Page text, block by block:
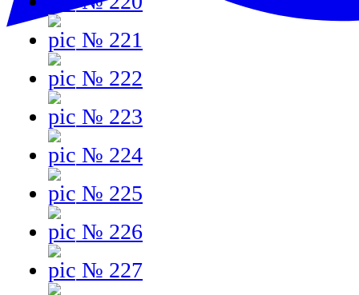
№ 221
№ 222
№ 223
№ 224
№ 225
№ 226
№ 227